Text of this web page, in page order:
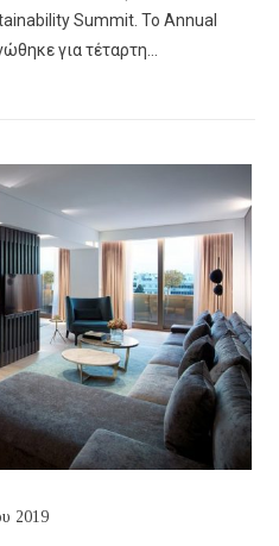
Summit. To Annual
για τέταρτη…
2019